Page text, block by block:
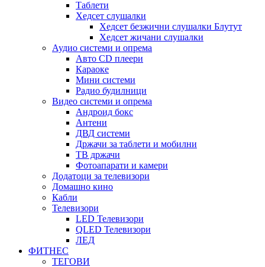
Таблети
Хедсет слушалки
Хедсет безжични слушалки Блутут
Хедсет жичани слушалки
Аудио системи и опрема
Авто CD плеери
Караоке
Мини системи
Радио будилници
Видео системи и опрема
Андроид бокс
Антени
ДВД системи
Држачи за таблети и мобилни
ТВ држачи
Фотоапарати и камери
Додатоци за телевизори
Домашно кино
Кабли
Телевизори
LED Телевизори
QLED Телевизори
ЛЕД
ФИТНЕС
ТЕГОВИ